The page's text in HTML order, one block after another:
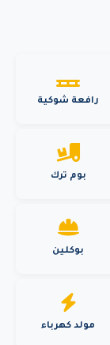
رافعة شوكية
بوم ترك
بوكلين
مولد كهرباء